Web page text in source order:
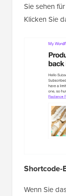
Sie sehen
Klicken Sie
Shortcode-
Wenn Sie